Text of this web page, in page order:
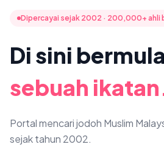
Dipercayai sejak 2002 · 200,000+ ahli
Di sini bermula
sebuah
Portal mencari jodoh Muslim
sejak tahun 2002.